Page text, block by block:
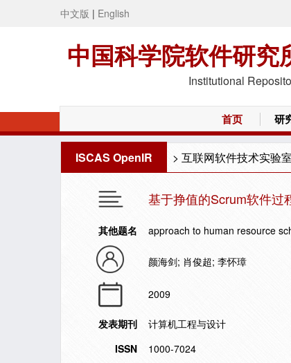
中文版 | English
中国科学院软件研究
Institutional
首页 研
ISCAS OpenIR > 互联网软件技术实验室
基于挣值的Scrum软件过
其他题名 approach to human resource
颜海剑; 肖俊超; 李怀璋
2009
发表期刊
计算机工程与设计
ISSN
1000-7024